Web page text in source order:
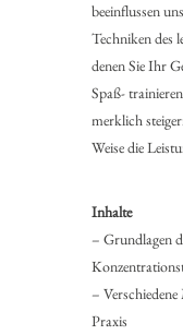
beeinflussen
Techniken des
denen Sie Ihr
Spaß-
merklich
Weise die
Inhalte
– Grundlagen
–
Praxis